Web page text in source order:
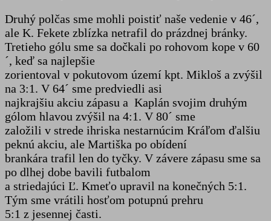
Druhý polčas sme mohli poistiť naše vedenie v 46´,
ale K. Fekete zblízka netrafil do prázdnej bránky.
Tretieho gólu sme sa dočkali po rohovom kope v 60
´, keď sa najlepšie
zorientoval v pokutovom území kpt. Mikloš a zvýšil
na 3:1. V 64´ sme predviedli asi
najkrajšiu akciu zápasu a Kaplán svojim druhým
gólom hlavou zvýšil na 4:1. V 80´ sme
založili v strede ihriska nestarnúcim Kráľom ďalšiu
peknú akciu, ale Martiška po obídení
brankára trafil len do tyčky. V závere zápasu sme sa
po dlhej dobe bavili futbalom
a striedajúci Ľ. Kmeťo upravil na konečných 5:1.
Tým sme vrátili hosťom potupnú prehru
5:1 z jesennej časti.